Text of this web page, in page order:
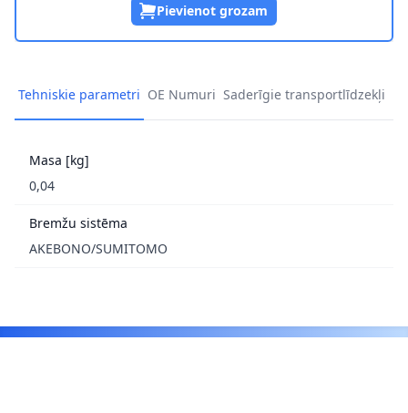
Pievienot grozam
Tehniskie parametri OE Numuri Saderīgie transportlīdzekļi
Masa [kg]
0,04
Bremžu sistēma
AKEBONO/SUMITOMO